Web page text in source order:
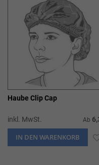
Haube Clip Cap
inkl. MwSt. Ab
IN DEN WARENKORB